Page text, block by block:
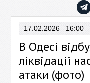
17.02.2026 16:00
В Одесі
ліквідації
атаки (фото)